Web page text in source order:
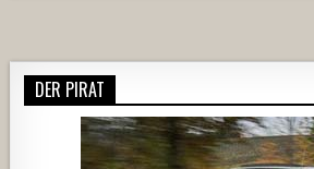
DER PIRAT